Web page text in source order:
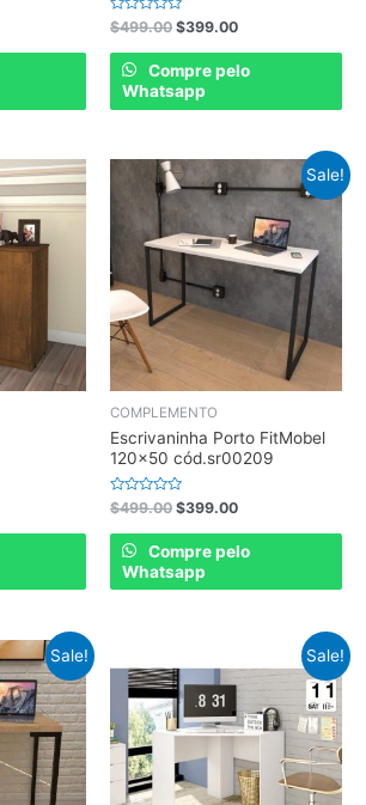
Rated
0
out
$499.00 $399.00
Compre pelo
Whatsapp
Sale!
COMPLEMENTO
Escrivaninha Porto FitMobel
120×50 cód.sr00209
Rated
0
out
$499.00 $399.00
Compre pelo
Whatsapp
Sale! Sale!